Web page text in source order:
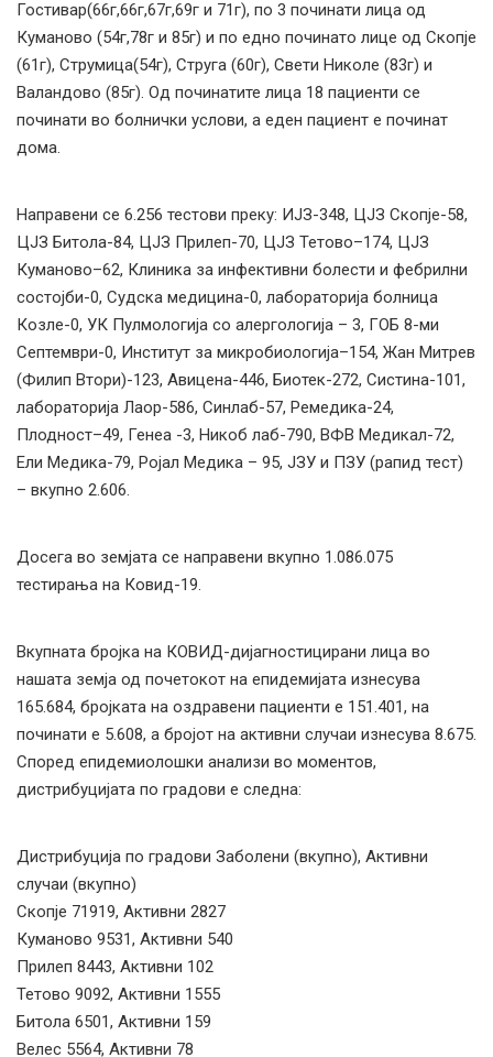
Гостивар(66г,66г,67г,69г и 71г), по 3 починати лица од
Куманово (54г,78г и 85г) и по едно починато лице од Скопје
(61г), Струмица(54г), Струга (60г), Свети Николе (83г) и
Валандово (85г). Од починатите лица 18 пациенти се
починати во болнички услови, а еден пациент е починат
дома.
Направени се 6.256 тестови преку: ИЈЗ-348, ЦЈЗ Скопје-58,
ЦЈЗ Битола-84, ЦЈЗ Прилеп-70, ЦЈЗ Тетово–174, ЦЈЗ
Куманово–62, Клиника за инфективни болести и фебрилни
состојби-0, Судска медицина-0, лабораторија болница
Козле-0, УК Пулмологија со алергологија – 3, ГОБ 8-ми
Септември-0, Институт за микробиологија–154, Жан Митрев
(Филип Втори)-123, Авицена-446, Биотек-272, Систина-101,
лабораторија Лаор-586, Синлаб-57, Ремедика-24,
Плодност–49, Генеа -3, Никоб лаб-790, ВФВ Медикал-72,
Ели Медика-79, Ројал Медика – 95, ЈЗУ и ПЗУ (рапид тест)
– вкупно 2.606.
Досега во земјата се направени вкупно 1.086.075
тестирања на Ковид-19.
Вкупната бројка на КОВИД-дијагностицирани лица во
нашата земја од почетокот на епидемијата изнесува
165.684, бројката на оздравени пациенти е 151.401, на
починати е 5.608, а бројот на активни случаи изнесува 8.675.
Според епидемиолошки анализи во моментов,
дистрибуцијата по градови е следна:
Дистрибуција по градови Заболени (вкупно), Активни
случаи (вкупно)
Скопје 71919, Активни 2827
Куманово 9531, Активни 540
Прилеп 8443, Активни 102
Тетово 9092, Активни 1555
Битола 6501, Активни 159
Велес 5564, Активни 78